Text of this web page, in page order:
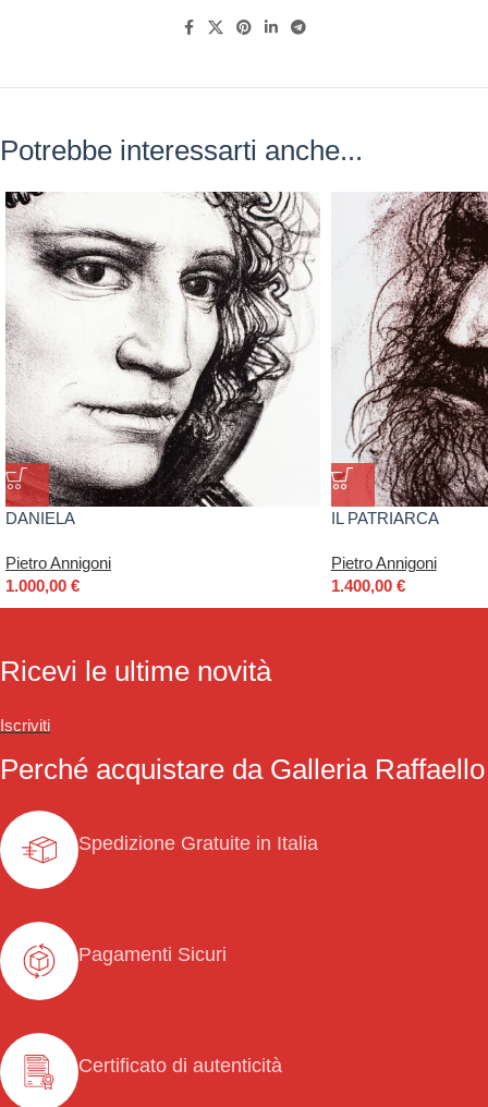
Potrebbe interessarti anche...
DANIELA
Pietro Annigoni
1.000,00 €
IL PATRIARCA
Pietro Annigoni
1.400,00 €
Ricevi le ultime novità
Iscriviti
Perché acquistare da Galleria Raffaello
Spedizione Gratuite in Italia
Pagamenti Sicuri
Certificato di autenticità